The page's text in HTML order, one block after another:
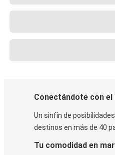
Conectándote con el
Un sinfín de
destinos en más de 40
Tu comodidad en